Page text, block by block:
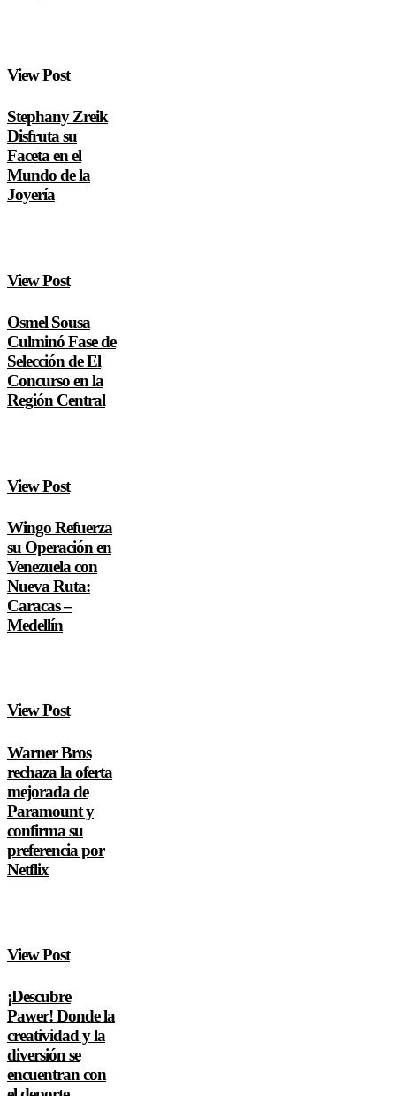
View Post
Stephany Zreik
Disfruta su
Faceta en el
Mundo de la
Joyería
View Post
Osmel Sousa
Culminó Fase de
Selección de El
Concurso en la
Región Central
View Post
Wingo Refuerza
su Operación en
Venezuela con
Nueva Ruta:
Caracas –
Medellín
View Post
Warner Bros
rechaza la oferta
mejorada de
Paramount y
confirma su
preferencia por
Netflix
View Post
¡Descubre
Pawer! Donde la
creatividad y la
diversión se
encuentran con